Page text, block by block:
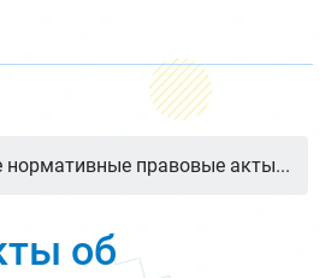
правовые акты...
об